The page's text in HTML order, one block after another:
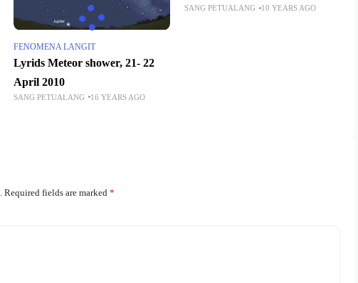
FENOMENA LANGIT
Lyrids Meteor shower, 21- 22
April 2010
SANG PETUALANG 16 YEARS AGO
SANG PETUALANG 10 YEARS AGO
Required fields are marked *